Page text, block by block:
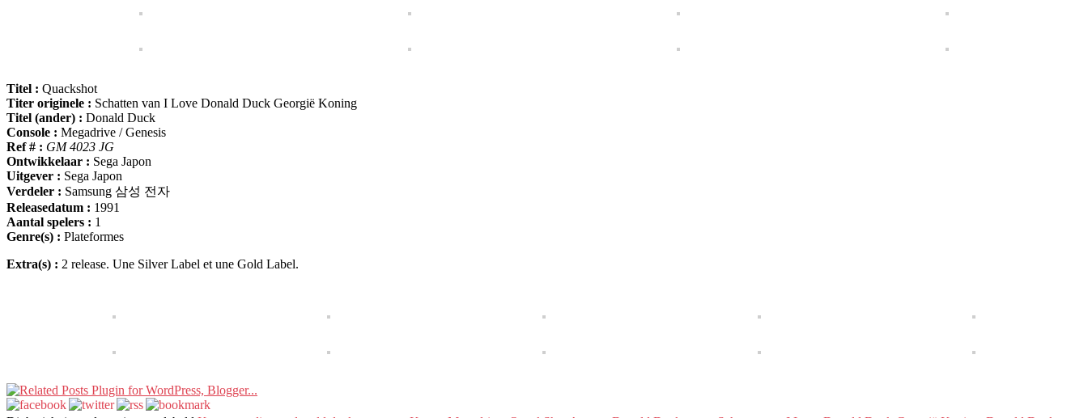
Titel : Quackshot
Titer originele : Schatten van I Love Donald Duck Georgië Koning
Titel (ander) : Donald Duck
Console : Megadrive / Genesis
Ref # : GM 4023 JG
Ontwikkelaar : Sega Japon
Uitgever : Sega Japon
Verdeler : Samsung 삼성 전자
Releasedatum : 1991
Aantal spelers : 1
Genre(s) : Plateformes
Extra(s) : 2 release. Une Silver Label et une Gold Label.